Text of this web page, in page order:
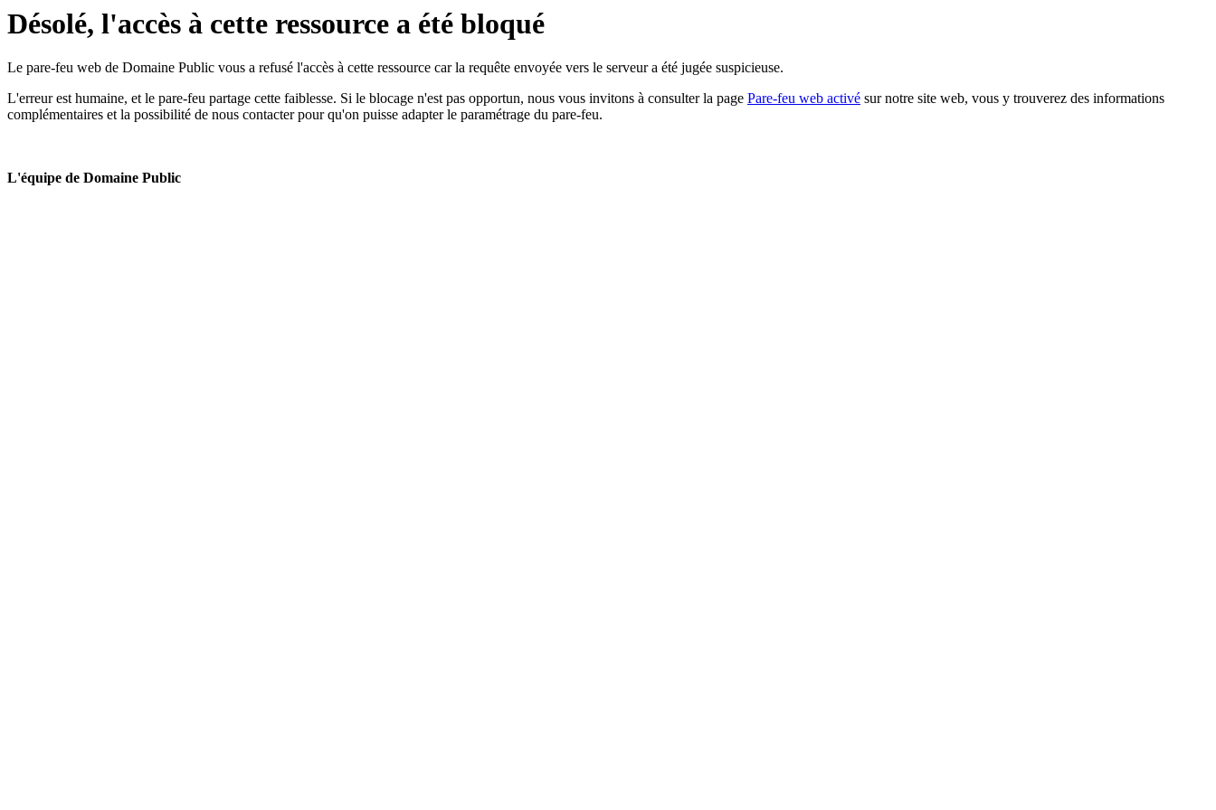
Désolé, l'accès à cette ressource a été bloqué
Le pare-feu web de Domaine Public vous a refusé l'accès à cette ressource car la requête envoyée vers le serveur a été jugée suspicieuse.
L'erreur est humaine, et le pare-feu partage cette faiblesse. Si le blocage n'est pas opportun, nous vous invitons à consulter la page Pare-feu web activé sur notre site web, vous y trouverez des informations
complémentaires et la possibilité de nous contacter pour qu'on puisse adapter le paramétrage du pare-feu.
L'équipe de Domaine Public